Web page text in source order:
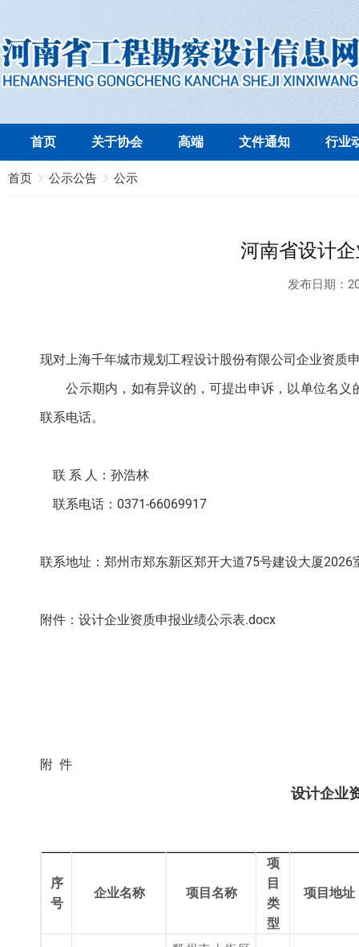
首页 关于协会 高端 文件通知 行业
首页 公示公告 公示
河南省设计
发布日期：
现对上海千年城市规划工程设计股份有限公司企业资质
公示期内，如有异议的，可提出申诉，以单位名义
联系电话。
联 系 人：孙浩林
联系电话：0371-66069917
联系地址：郑州市郑东新区郑开大道75号建设大厦2026
附件：设计企业资质申报业绩公示表.docx
附 件
设计企业
序
号
企业名称 项目名称
项
目
类
型
项目地址